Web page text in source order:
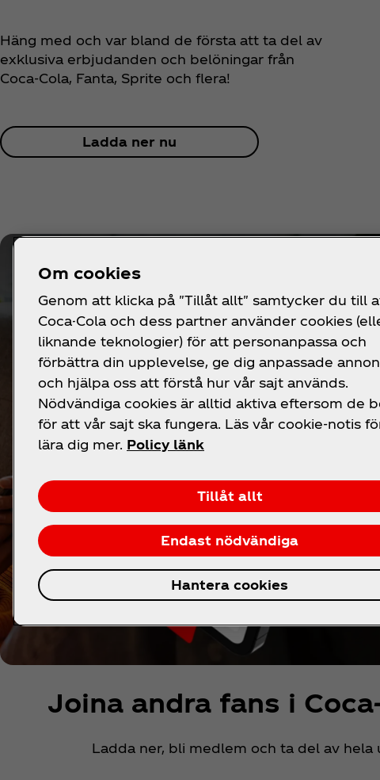
Häng med och var bland de första att ta del av
exklusiva erbjudanden och belöningar från
Coca‑Cola, Fanta, Sprite och flera!
Ladda ner nu
Joina andra fans i
Ladda ner, bli medlem och ta del av hela
Om cookies
Genom att klicka på "Tillåt allt" samtycker du till
Coca-Cola och dess partner använder cookies
liknande teknologier) för att personanpassa och
förbättra din upplevelse, ge dig anpassade
och hjälpa oss att förstå hur vår sajt används.
Nödvändiga cookies är alltid aktiva eftersom de
för att vår sajt ska fungera. Läs vår cookie-notis
lära dig mer. Policy länk
Tillåt allt
Endast nödvändiga
Hantera cookies